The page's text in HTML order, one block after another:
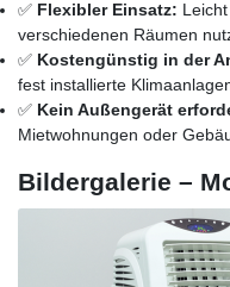
✅ Flexibler Einsatz:
verschiedenen Räumen
✅ Kostengünstig in der
fest installierte
✅ Kein Außengerät
Mietwohnungen oder
Bildergalerie –